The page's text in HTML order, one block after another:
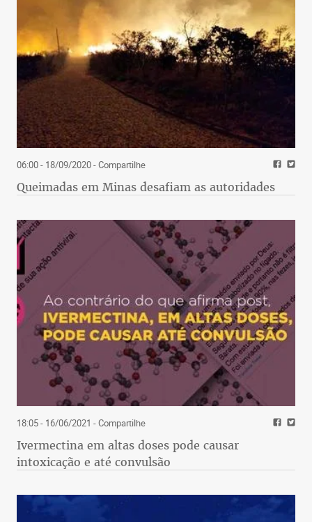
06:00 - 18/09/2020- Compartilhe
Queimadas em Minas desafiam as autoridades
18:05 - 16/06/2021 - Compartilhe
Ivermectina em altas doses pode causar
intoxicação e até convulsão